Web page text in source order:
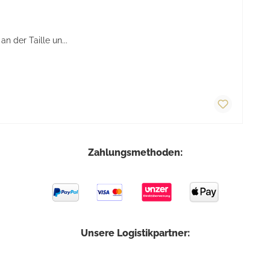
der Taille un...
Zahlungsmethoden:
Unsere Logistikpartner: